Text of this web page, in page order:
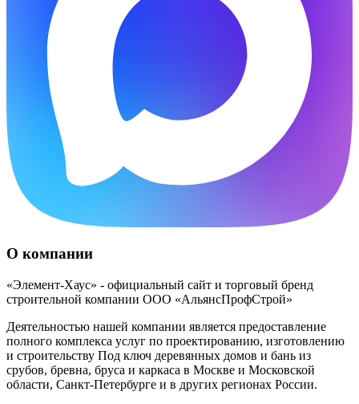
О компании
«Элемент-Хаус» - официальный сайт и торговый бренд
строительной компании ООО «АльянсПрофСтрой»
Деятельностью нашей компании является предоставление
полного комплекса услуг по проектированию, изготовлению
и строительству Под ключ деревянных домов и бань из
срубов, бревна, бруса и каркаса в Москве и Московской
области, Санкт-Петербурге и в других регионах России.